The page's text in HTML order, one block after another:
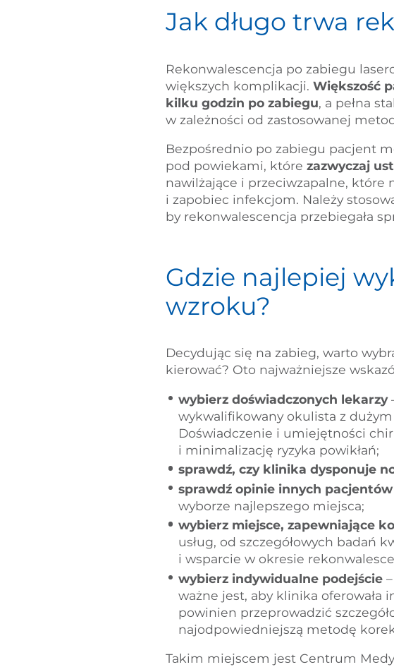
Jak długo trwa
Rekonwalescencja po zabiegu
większych komplikacji.Większość
kilku godzin po zabiegu, a pełna
w zależności od zastosowanej
Bezpośrednio po zabiegu pacjent
pod powiekami, którezazwyczaj
nawilżające i przeciwzapalne, które
i zapobiec infekcjom. Należy
by rekonwalescencja przebiegała
Gdzie najlepiej
wzroku?
Decydując się na zabieg, warto
kierować? Oto najważniejsze
wybierz doświadczonych lekarzy
wykwalifikowany okulista z
Doświadczenie i umiejętności
i minimalizację ryzyka powikłań;
sprawdź, czy klinika dysponuje
sprawdź opinie innych pacjentów
wyborze najlepszego miejsca;
wybierz miejsce, zapewniające
usług, od szczegółowych badań
i wsparcie w okresie
wybierz indywidualne podejście–
ważne jest, aby klinika oferowała
powinien przeprowadzić
najodpowiedniejszą metodę
Takim miejscem jest Centrum